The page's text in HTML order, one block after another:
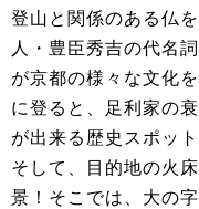
登山と関係のある仏
人・豊臣秀吉の代名
が京都の様々な文化
に登ると、足利家の
が出来る歴史スポッ
そして、目的地の火
景！そこでは、大の